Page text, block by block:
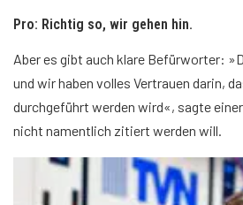
Pro: Richtig so, wir gehen hin.
Aber es gibt auch klare Befürworter:
und wir haben volles Vertrauen darin,
durchgeführt werden wird«, sagte
nicht namentlich zitiert werden will.